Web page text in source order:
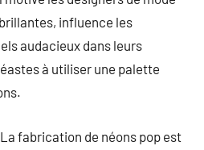
influence les
audacieux dans leurs
à utiliser une palette
fabrication de néons pop est